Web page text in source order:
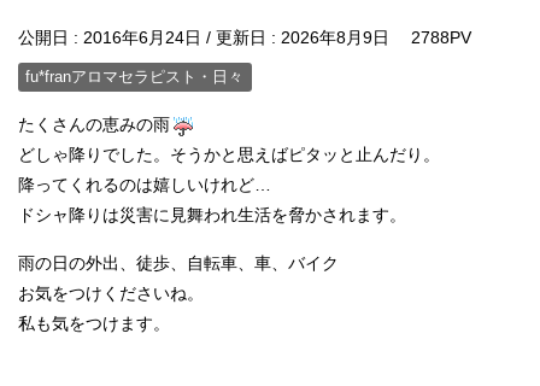
公開日 : 2016年6月24日 / 更新日 : 2026年8月9日 2788PV
fu*franアロマセラピスト・日々
たくさんの恵みの雨
どしゃ降りでした。そうかと思えばピタッと止んだり。
降ってくれるのは嬉しいけれど…
ドシャ降りは災害に見舞われ生活を脅かされます。
雨の日の外出、徒歩、自転車、車、バイク
お気をつけくださいね。
私も気をつけます。